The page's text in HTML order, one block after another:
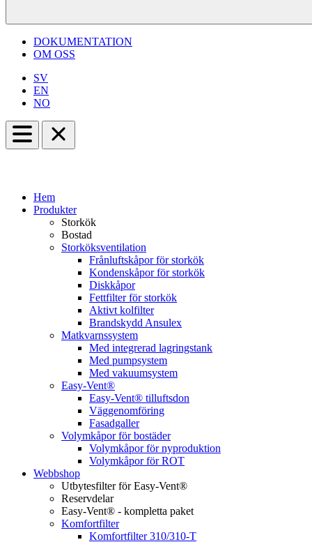
DOKUMENTATION
OM OSS
SV
EN
NO
Hem
Produkter
Storkök
Bostad
Storköksventilation
Frånluftskåpor för storkök
Kondenskåpor för storkök
Diskkåpor
Fettfilter för storkök
Aktivt kolfilter
Brandskydd Ansulex
Matkvarnssystem
Med integrerad lagringstank
Med pumpsystem
Med vakuumsystem
Easy-Vent®
Easy-Vent® tilluftsdon
Väggenomföring
Fasadgaller
Volymkåpor för bostäder
Volymkåpor för nyproduktion
Volymkåpor för ROT
Webbshop
Utbytesfilter för Easy-Vent®
Reservdelar
Easy-Vent® - kompletta paket
Komfortfilter
Komfortfilter 310/310-T